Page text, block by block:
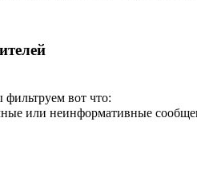
вот что:
или неинформативные